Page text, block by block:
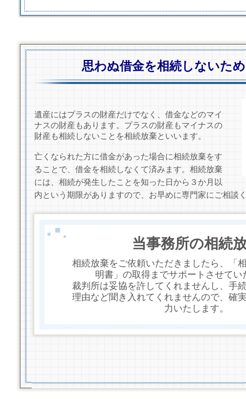
思わぬ借金を相続しないた
遺産にはプラスの財産だけでなく、借金などのマイ
ナスの財産もあります。プラスの財産もマイナスの
財産も相続しないことを相続放棄といいます。
亡くなられた方に借金があった場合に相続放棄をす
ることで、借金を相続しなくて済みます。相続放棄
には、相続が発生したことを知った日から３か月以
内という期限がありますので、お早めに専門家にご相談く
当事務所の相続
相続放棄をご依頼いただきましたら、「
明書」の取得までサポートさせてい
裁判所は妥協を許してくれませんし、手
理由など聞き入れてくれませんので、確
力いたします。